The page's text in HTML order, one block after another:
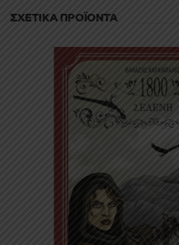
ΣΧΕΤΙΚΆ ΠΡΟΪΌΝΤΑ